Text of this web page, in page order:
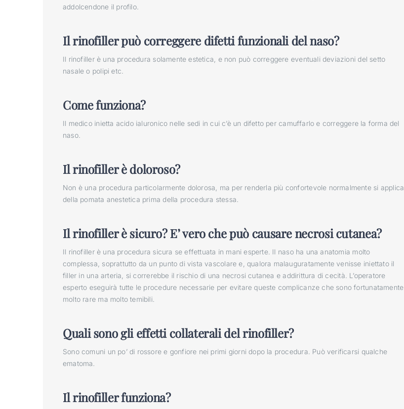
addolcendone il profilo.
Il rinofiller può correggere difetti funzionali del naso?
Il rinofiller è una procedura solamente estetica, e non può correggere eventuali deviazioni del setto
nasale o polipi etc.
Come funziona?
Il medico inietta acido ialuronico nelle sedi in cui c’è un difetto per camuffarlo e correggere la forma del
naso.
Il rinofiller è doloroso?
Non è una procedura particolarmente dolorosa, ma per renderla più confortevole normalmente si applica
della pomata anestetica prima della procedura stessa.
Il rinofiller è sicuro? E’ vero che può causare necrosi cutanea?
Il rinofiller è una procedura sicura se effettuata in mani esperte. Il naso ha una anatomia molto
complessa, soprattutto da un punto di vista vascolare e, qualora malauguratamente venisse iniettato il
filler in una arteria, si correrebbe il rischio di una necrosi cutanea e addirittura di cecità. L’operatore
esperto eseguirà tutte le procedure necessarie per evitare queste complicanze che sono fortunatamente
molto rare ma molto temibili.
Quali sono gli effetti collaterali del rinofiller?
Sono comuni un po’ di rossore e gonfiore nei primi giorni dopo la procedura. Può verificarsi qualche
ematoma.
Il rinofiller funziona?